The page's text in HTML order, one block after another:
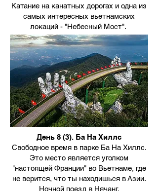
Катание на канатных дорогах и одна из
самых интересных вьетнамских
локаций - "Небесный Мост".
День 8 (3). Ба На Хиллс
Свободное время в парке Ба На Хиллс.
Это место является уголком
"настоящей Франции" во Вьетнаме, где
не верится, что ты находишься в Азии.
Ночной поезд в Нячанг.